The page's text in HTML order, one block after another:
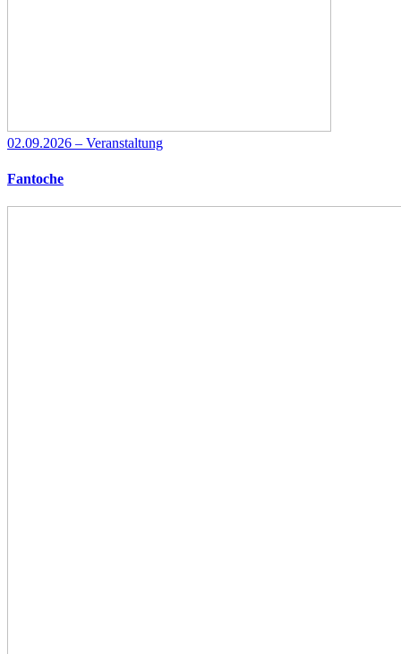
02.09.2026 – Veranstaltung
Fantoche